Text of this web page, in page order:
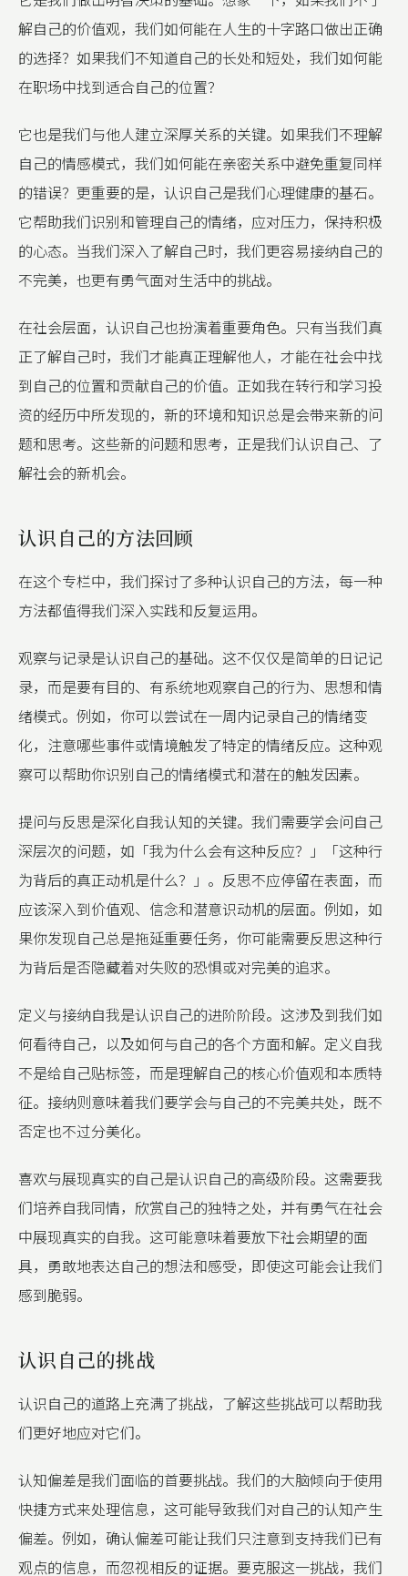
解自己的价值观，我们如何能在人生的十字路口做出正确
的选择？如果我们不知道自己的长处和短处，我们如何能
在职场中找到适合自己的位置？
它也是我们与他人建立深厚关系的关键。如果我们不理解
自己的情感模式，我们如何能在亲密关系中避免重复同样
的错误？更重要的是，认识自己是我们心理健康的基石。
它帮助我们识别和管理自己的情绪，应对压力，保持积极
的心态。当我们深入了解自己时，我们更容易接纳自己的
不完美，也更有勇气面对生活中的挑战。
在社会层面，认识自己也扮演着重要角色。只有当我们真
正了解自己时，我们才能真正理解他人，才能在社会中找
到自己的位置和贡献自己的价值。正如我在转行和学习投
资的经历中所发现的，新的环境和知识总是会带来新的问
题和思考。这些新的问题和思考，正是我们认识自己、了
解社会的新机会。
认识自己的方法回顾
在这个专栏中，我们探讨了多种认识自己的方法，每一种
方法都值得我们深入实践和反复运用。
观察与记录是认识自己的基础。这不仅仅是简单的日记记
录，而是要有目的、有系统地观察自己的行为、思想和情
绪模式。例如，你可以尝试在一周内记录自己的情绪变
化，注意哪些事件或情境触发了特定的情绪反应。这种观
察可以帮助你识别自己的情绪模式和潜在的触发因素。
提问与反思是深化自我认知的关键。我们需要学会问自己
深层次的问题，如「我为什么会有这种反应？」「这种行
为背后的真正动机是什么？」。反思不应停留在表面，而
应该深入到价值观、信念和潜意识动机的层面。例如，如
果你发现自己总是拖延重要任务，你可能需要反思这种行
为背后是否隐藏着对失败的恐惧或对完美的追求。
定义与接纳自我是认识自己的进阶阶段。这涉及到我们如
何看待自己，以及如何与自己的各个方面和解。定义自我
不是给自己贴标签，而是理解自己的核心价值观和本质特
征。接纳则意味着我们要学会与自己的不完美共处，既不
否定也不过分美化。
喜欢与展现真实的自己是认识自己的高级阶段。这需要我
们培养自我同情，欣赏自己的独特之处，并有勇气在社会
中展现真实的自我。这可能意味着要放下社会期望的面
具，勇敢地表达自己的想法和感受，即使这可能会让我们
感到脆弱。
认识自己的挑战
认识自己的道路上充满了挑战，了解这些挑战可以帮助我
们更好地应对它们。
认知偏差是我们面临的首要挑战。我们的大脑倾向于使用
快捷方式来处理信息，这可能导致我们对自己的认知产生
偏差。例如，确认偏差可能让我们只注意到支持我们已有
观点的信息，而忽视相反的证据。要克服这一挑战，我们